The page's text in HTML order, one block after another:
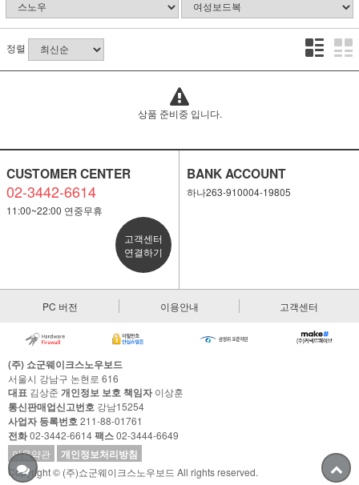
정렬
상품 준비중 입니다.
CUSTOMER CENTER
02-3442-6614
11:00~22:00 연중무휴
고객센터
연결하기
BANK ACCOUNT
하나263-910004-19805
PC 버전 이용안내 고객센터
(주) 쇼군웨이크스노우보드
서울시 강남구 논현로 616
대표 김상준 개인정보 보호 책임자이상훈
통신판매업신고번호 강남15254
사업자 등록번호211-88-01761
전화02-3442-6614팩스02-3444-6649
이용약관
개인정보처리방침
Copyright © (주)쇼군웨이크스노우보드 All rights reserved.